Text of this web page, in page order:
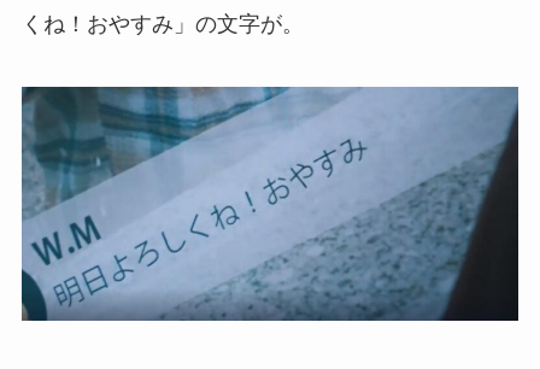
くね！おやすみ」の文字が。